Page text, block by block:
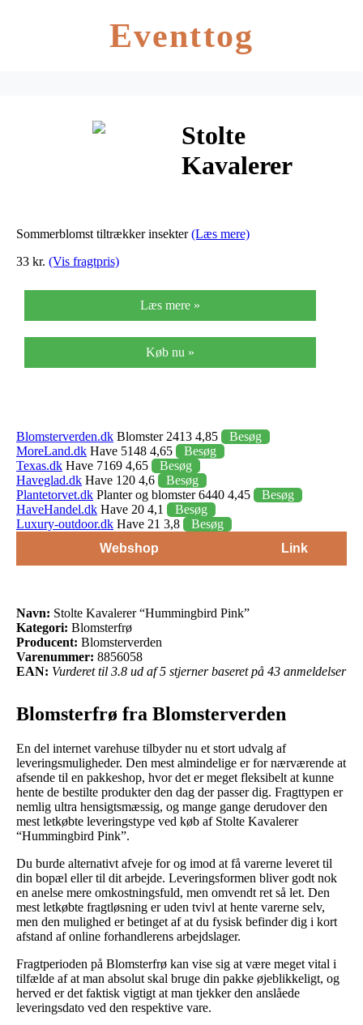
Eventtog
Stolte
Kavalerer
Pink”
Sommerblomst tiltrækker insekter(Læs mere)
33 kr. (Vis fragtpris)
Læs mere »
Køb nu »
Blomsterverden.dk Blomster 2413 4,85
Besøg
MoreLand.dk Have 5148 4,65
Besøg
Texas.dk Have 7169 4,65
Besøg
Haveglad.dk Have 120 4,6
Besøg
Plantetorvet.dk Planter og blomster 6440 4,45
Besøg
HaveHandel.dk Have 20 4,1
Besøg
Luxury-outdoor.dk Have 21 3,8
Besøg
Webshop
Link
Navn: Stolte Kavalerer “Hummingbird Pink”
Kategori: Blomsterfrø
Producent: Blomsterverden
Varenummer: 8856058
EAN: Vurderet til 3.8 ud af 5 stjerner baseret på 43 anmeldelser
Blomsterfrø fra Blomsterverden
En del internet varehuse tilbyder nu et stort udvalg af
leveringsmuligheder. Den mest almindelige er for nærværende at
afsende til en pakkeshop, hvor det er meget fleksibelt at kunne
hente de bestilte produkter den dag der passer dig. Fragttypen er
nemlig ultra hensigtsmæssig, og mange gange derudover den
mest letkøbte leveringstype ved køb af Stolte Kavalerer
“Hummingbird Pink”.
Du burde alternativt afveje for og imod at få varerne leveret til
din bopæl eller til dit arbejde. Leveringsformen bliver godt nok
en anelse mere omkostningsfuld, men omvendt ret så let. Den
mest letkøbte fragtløsning er uden tvivl at hente varerne selv,
men den mulighed er betinget af at du fysisk befinder dig i kort
afstand af online forhandlerens arbejdslager.
Fragtperioden på Blomsterfrø kan vise sig at være meget vital i
tilfælde af at man absolut skal bruge din pakke øjeblikkeligt, og
herved er det faktisk vigtigt at man tjekker den anslåede
leveringsdato ved den respektive vare.